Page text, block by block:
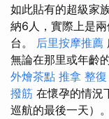
如此貼有的超級家
納6人，實際上是
台。 后里按摩推薦
無論在那里或年齡
外燴茶點 推拿 整復
撥筋 在懷孕的情況
巡航的最後一天）